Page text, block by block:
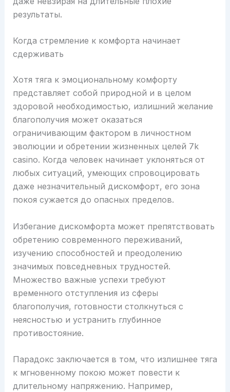
результаты.
Когда стремление к комфорта начинает
сдерживать
Хотя тяга к эмоциональному комфорту
представляет собой природной и в целом
здоровой необходимостью, излишний желание
благополучия может оказаться
ограничивающим фактором в личностном
эволюции и обретении жизненных целей 7k
casino. Когда человек начинает уклоняться от
любых ситуаций, умеющих спровоцировать
даже незначительный дискомфорт, его зона
покоя сужается до опасных пределов.
Избегание дискомфорта может препятствовать
обретению современного переживаний,
изучению способностей и преодолению
значимых повседневных трудностей.
Множество важные успехи требуют
временного отступления из сферы
благополучия, готовности столкнуться с
неясностью и устранить глубинное
противостояние.
Парадокс заключается в том, что излишнее тяга
к мгновенному покою может повести к
длительному напряжению. Например,